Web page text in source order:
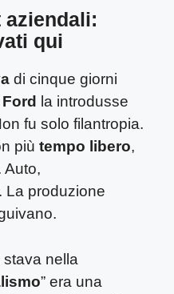
aziendali:
qui
di cinque giorni
la introdusse
fu solo filantropia.
più tempo libero,
Auto,
La produzione
nella
” era una